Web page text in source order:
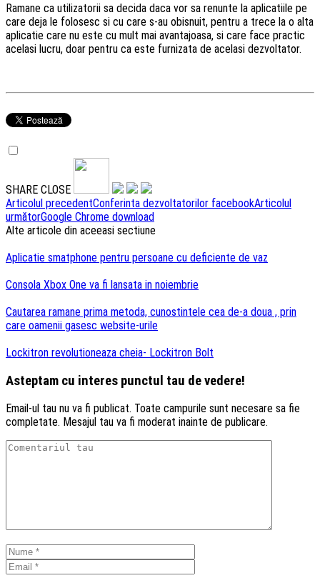
Ramane ca utilizatorii sa decida daca vor sa renunte la aplicatiile pe
care deja le folosesc si cu care s-au obisnuit, pentru a trece la o alta
aplicatie care nu este cu mult mai avantajoasa, si care face practic
acelasi lucru, doar pentru ca este furnizata de acelasi dezvoltator.
SHARE CLOSE
Navigare
articole
Articolul precedentConferinta dezvoltatorilor facebookArticolul
următorGoogle Chrome download
Alte articole din aceeasi sectiune
Aplicatie smatphone pentru persoane cu deficiente de vaz
Consola Xbox One va fi lansata in noiembrie
Cautarea ramane prima metoda, cunostintele cea de-a doua , prin
care oamenii gasesc website-urile
Lockitron revolutioneaza cheia- Lockitron Bolt
Asteptam cu interes punctul tau de vedere!
Email-ul tau nu va fi publicat. Toate campurile sunt necesare sa fie
completate. Mesajul tau va fi moderat inainte de publicare.